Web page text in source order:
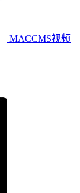
MACCMS视频